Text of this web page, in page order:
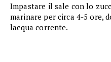
Impastare il sale con lo
marinare per circa 4-5 ore,
lacqua corrente.